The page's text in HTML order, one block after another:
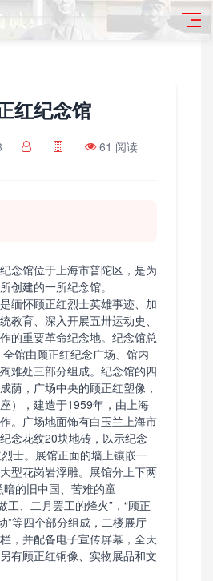
红纪念馆
61 阅读
馆位于上海市普陀区，是为
创建的一所纪念馆。
怀顾正红烈士英雄事迹、加
教育、深入开展五卅运动史、
的重要革命纪念地。纪念馆总
馆由顾正红纪念广场、馆内
难处三部分组成。纪念馆的四
荫，广场中央的顾正红塑像，
），建造于1959年，由上海
。广场地面饰有白玉兰上海市
念花纹20块地砖，以示纪念
士。展馆正面的墙上镶嵌一
型花岗岩浮雕。展馆分上下两
暗的旧中国、苦难的童
工、二月罢工的烽火”，“顾正
”等四个部分组成，二楼展厅
，并配备电子宣传屏幕，全天
有顾正红铜像、实物展品和文